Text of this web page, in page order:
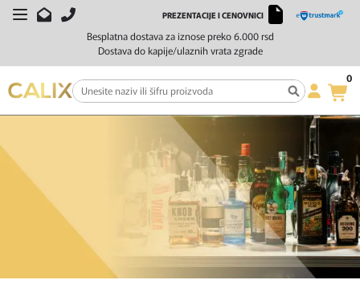
Besplatna dostava za iznose preko 6.000 rsd
Dostava do kapije/ulaznih vrata zgrade
PREZENTACIJE I CENOVNICI
0
FILTERI
SORTIRAJ